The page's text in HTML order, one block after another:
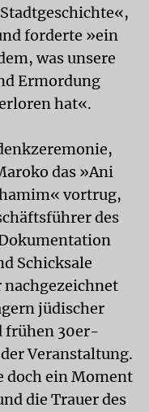
forderte »ein
was unsere
Ermordung
hat«.
das »Ani
vortrug,
des
Schicksale
jüdischer
frühen 30er-
Veranstaltung.
doch ein Moment
die Trauer des